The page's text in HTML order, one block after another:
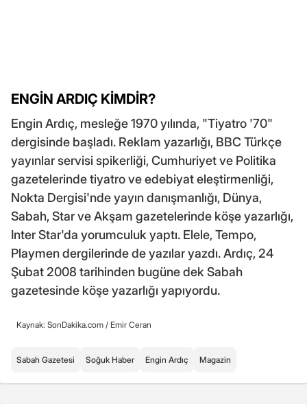
ENGİN ARDIÇ KİMDİR?
Engin Ardıç, mesleğe 1970 yılında, "Tiyatro '70"
dergisinde başladı. Reklam yazarlığı, BBC Türkçe
yayınlar servisi spikerliği, Cumhuriyet ve Politika
gazetelerinde tiyatro ve edebiyat eleştirmenliği,
Nokta Dergisi'nde yayın danışmanlığı, Dünya,
Sabah, Star ve Akşam gazetelerinde köşe yazarlığı,
Inter Star'da yorumculuk yaptı. Elele, Tempo,
Playmen dergilerinde de yazılar yazdı. Ardıç, 24
Şubat 2008 tarihinden bugüne dek Sabah
gazetesinde köşe yazarlığı yapıyordu.
Kaynak: SonDakika.com / Emir Ceran
Sabah Gazetesi Soğuk Haber Engin Ardıç Magazin